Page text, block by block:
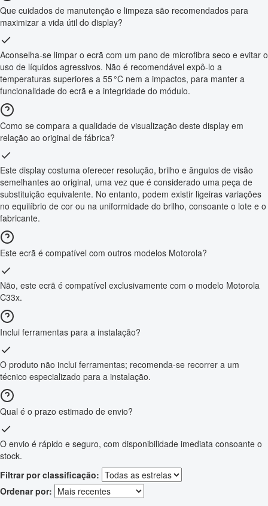
Que cuidados de manutenção e limpeza são recomendados para
maximizar a vida útil do display?
Aconselha-se limpar o ecrã com um pano de microfibra seco e evitar o
uso de líquidos agressivos. Não é recomendável expô-lo a
temperaturas superiores a 55 °C nem a impactos, para manter a
funcionalidade do ecrã e a integridade do módulo.
Como se compara a qualidade de visualização deste display em
relação ao original de fábrica?
Este display costuma oferecer resolução, brilho e ângulos de visão
semelhantes ao original, uma vez que é considerado uma peça de
substituição equivalente. No entanto, podem existir ligeiras variações
no equilíbrio de cor ou na uniformidade do brilho, consoante o lote e o
fabricante.
Este ecrã é compatível com outros modelos Motorola?
Não, este ecrã é compatível exclusivamente com o modelo Motorola
C33x.
Inclui ferramentas para a instalação?
O produto não inclui ferramentas; recomenda-se recorrer a um
técnico especializado para a instalação.
Qual é o prazo estimado de envio?
O envio é rápido e seguro, com disponibilidade imediata consoante o
stock.
Filtrar por classificação:
Ordenar por: